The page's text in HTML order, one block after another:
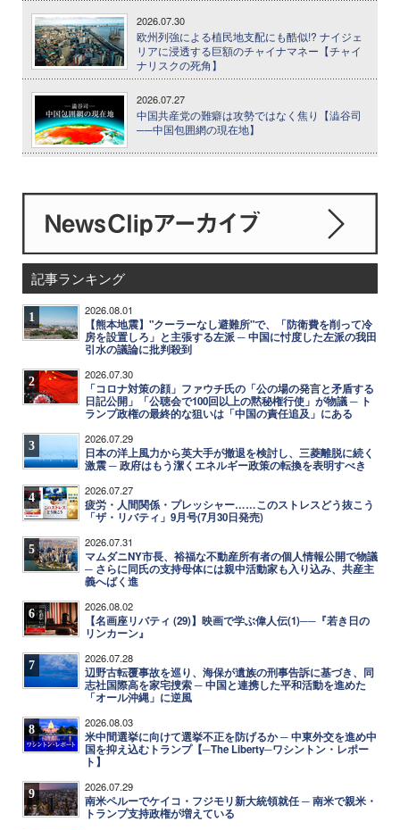
2026.07.30
欧州列強による植民地支配にも酷似!? ナイジェ
リアに浸透する巨額のチャイナマネー【チャイ
ナリスクの死角】
2026.07.27
中国共産党の難癖は攻勢ではなく焦り【澁谷司
──中国包囲網の現在地】
記事ランキング
1 2026.08.01
【熊本地震】"クーラーなし避難所"で、「防衛費を削って冷
房を設置しろ」と主張する左派 ─ 中国に忖度した左派の我田
引水の議論に批判殺到
2 2026.07.30
「コロナ対策の顔」ファウチ氏の「公の場の発言と矛盾する
日記公開」「公聴会で100回以上の黙秘権行使」が物議 ─ ト
ランプ政権の最終的な狙いは「中国の責任追及」にある
3 2026.07.29
日本の洋上風力から英大手が撤退を検討し、三菱離脱に続く
激震 ─ 政府はもう潔くエネルギー政策の転換を表明すべき
4 2026.07.27
疲労・人間関係・プレッシャー……このストレスどう抜こう
「ザ・リバティ」9月号(7月30日発売)
5 2026.07.31
マムダニNY市長、裕福な不動産所有者の個人情報公開で物議
─ さらに同氏の支持母体には親中活動家も入り込み、共産主
義へばく進
6 2026.08.02
【名画座リバティ (29)】映画で学ぶ偉人伝(1)──『若き日の
リンカーン』
7 2026.07.28
辺野古転覆事故を巡り、海保が遺族の刑事告訴に基づき、同
志社国際高を家宅捜索 ─ 中国と連携した平和活動を進めた
「オール沖縄」に逆風
8 2026.08.03
米中間選挙に向けて選挙不正を防げるか ─ 中東外交を進め中
国を抑え込むトランプ【─The Liberty─ワシントン・レポー
ト】
9 2026.07.29
南米ペルーでケイコ・フジモリ新大統領就任 ─ 南米で親米・
トランプ支持政権が増えている